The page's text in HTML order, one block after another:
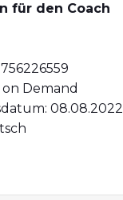
für den Coach
Demand
08.08.2022